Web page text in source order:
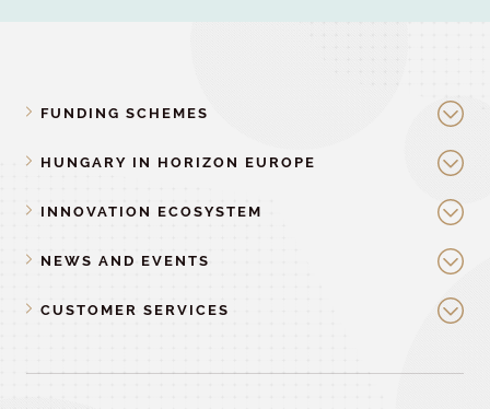
FUNDING SCHEMES
HUNGARY IN HORIZON EUROPE
INNOVATION ECOSYSTEM
NEWS AND EVENTS
CUSTOMER SERVICES